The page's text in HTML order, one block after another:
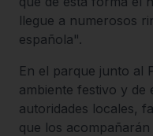
llegue a numerosos
española".
En el parque junto al
ambiente festivo y de
autoridades locales,
que los